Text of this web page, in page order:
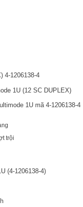
4-1206138-4
1U (12 SC DUPLEX)
1U mã 4-1206138-4
trội
(4-1206138-4)